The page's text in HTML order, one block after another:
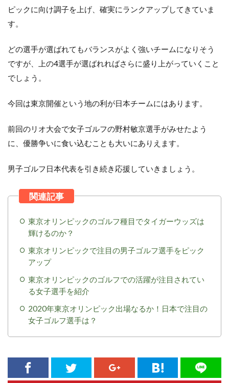
ピックに向け調子を上げ、確実にランクアップしてきていま
す。
どの選手が選ばれてもバランスがよく強いチームになりそう
ですが、上の4選手が選ばれればさらに盛り上がっていくこと
でしょう。
今回は東京開催という地の利が日本チームにはあります。
前回のリオ大会で女子ゴルフの野村敏京選手がみせたよう
に、優勝争いに食い込むことも大いにありえます。
男子ゴルフ日本代表を引き続き応援していきましょう。
東京オリンピックのゴルフ種目でタイガーウッズは
輝けるのか？
東京オリンピックで注目の男子ゴルフ選手をピック
アップ
東京オリンピックのゴルフでの活躍が注目されてい
る女子選手を紹介
2020年東京オリンピック出場なるか！日本で注目の
女子ゴルフ選手は？